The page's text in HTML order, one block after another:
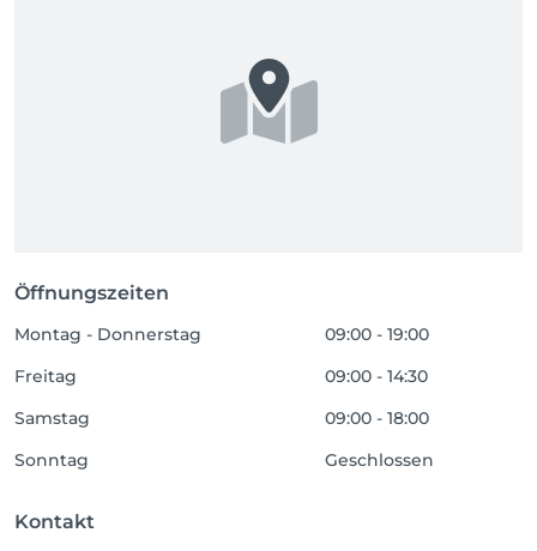
Öffnungszeiten
Montag - Donnerstag
09:00 - 19:00
Freitag
09:00 - 14:30
Samstag
09:00 - 18:00
Sonntag
Geschlossen
Kontakt